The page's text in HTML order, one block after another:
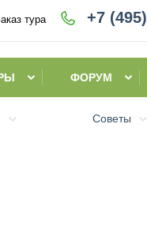
тура +7 (495)
ФОРУМ
Советы